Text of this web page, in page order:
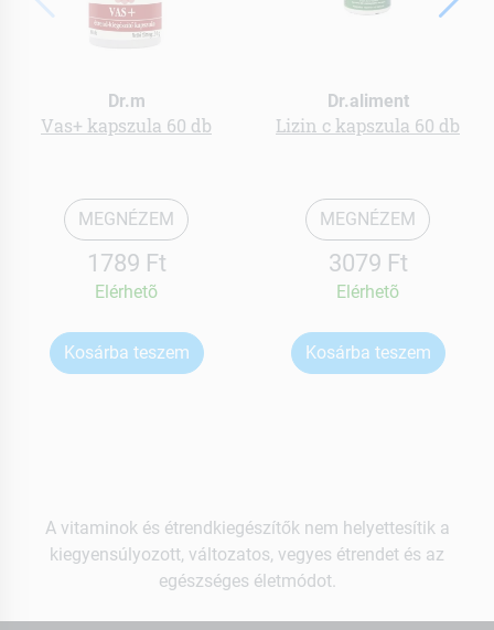
Dr.m
Vas+ kapszula 60 db
MEGNÉZEM
1789 Ft
Elérhetõ
Kosárba teszem
Dr.aliment
Lizin c kapszula 60 db
MEGNÉZEM
3079 Ft
Elérhetõ
Kosárba teszem
A vitaminok és étrendkiegészítők nem helyettesítik a
kiegyensúlyozott, változatos, vegyes étrendet és az
egészséges életmódot.